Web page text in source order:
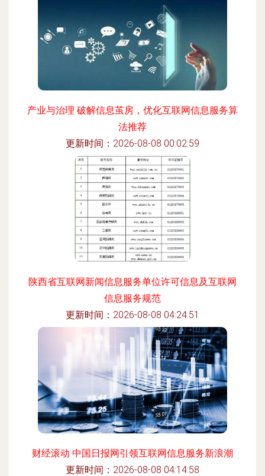
产业与治理 破解信息茧房，优化互联网信息服务算
法推荐
更新时间：2026-08-08 00:02:59
陕西省互联网新闻信息服务单位许可信息及互联网
信息服务规范
更新时间：2026-08-08 04:24:51
财经滚动 中国日报网引领互联网信息服务新浪潮
更新时间：2026-08-08 04:14:58